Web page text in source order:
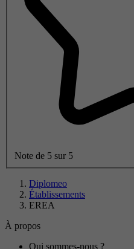
Note de 5 sur 5
Diplomeo
Établissements
EREA
À propos
Qui sommes-nous ?